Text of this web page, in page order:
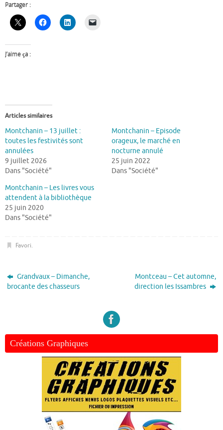
Partager :
J’aime ça :
Articles similaires
Montchanin – 13 juillet :
toutes les festivités sont
annulées
9 juillet 2026
Dans "Société"
Montchanin – Episode
orageux, le marché en
nocturne annulé
25 juin 2022
Dans "Société"
Montchanin – Les livres vous
attendent à la bibliothèque
25 juin 2020
Dans "Société"
Favori.
Grandvaux – Dimanche,
brocante des chasseurs
Montceau – Cet automne,
direction les Issambres
Créations Graphiques